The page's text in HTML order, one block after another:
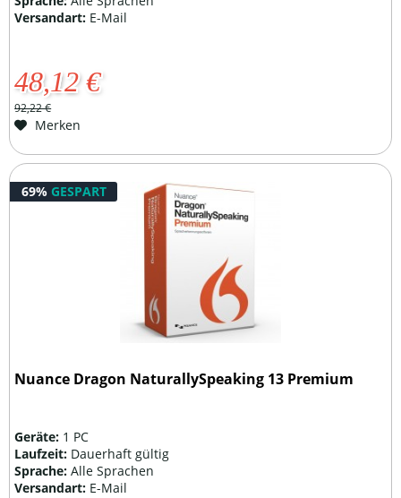
Versandart: E-Mail
48,12 €
92,22 €
Merken
69% GESPART
Nuance Dragon NaturallySpeaking 13 Premium
Geräte: 1 PC
Laufzeit: Dauerhaft gültig
Sprache:Alle Sprachen
Versandart: E-Mail